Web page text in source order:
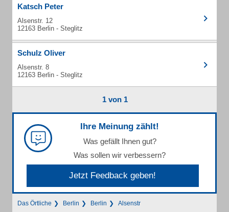
Katsch Peter
Alsenstr. 12
12163 Berlin - Steglitz
Schulz Oliver
Alsenstr. 8
12163 Berlin - Steglitz
1 von 1
Ihre Meinung zählt!
Was gefällt Ihnen gut?
Was sollen wir verbessern?
Jetzt Feedback geben!
Das Örtliche Berlin Berlin Alsenstr